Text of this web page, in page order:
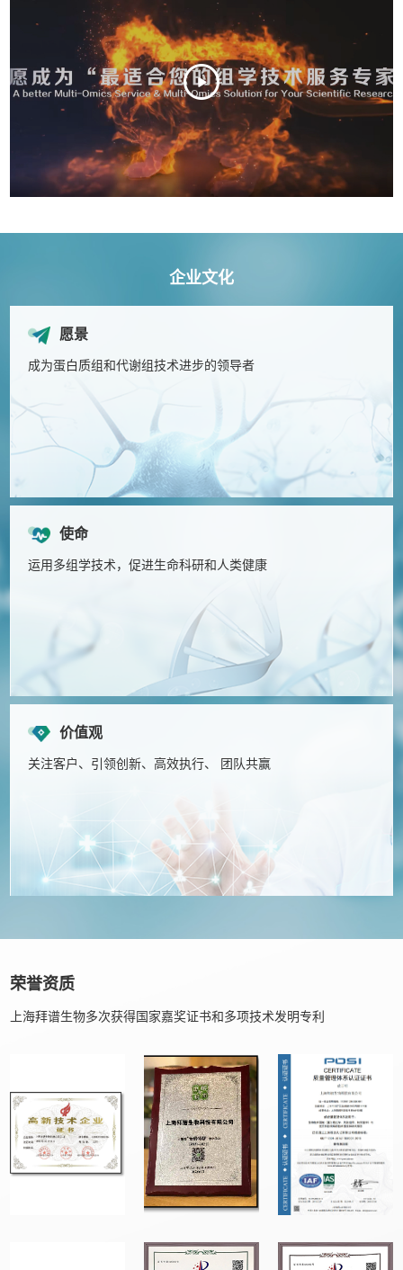
企业文化
愿景
成为蛋白质组和代谢组技术进步的领导者
使命
运用多组学技术，促进生命科研和人类健康
价值观
关注客户、引领创新、高效执行、 团队共赢
荣誉资质
上海拜谱生物多次获得国家嘉奖证书和多项技术发明专利